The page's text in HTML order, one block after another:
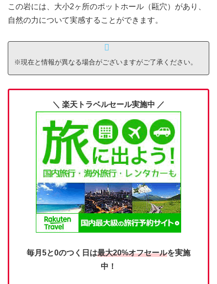
この岩には、大小2ヶ所のポットホール（甌穴）があり、
自然の力について実感することができます。
※現在と情報が異なる場合がございますがご了承ください。
＼ 楽天トラベルセール実施中 ／
毎月5と0のつく日は最大20%オフセールを実施
中！